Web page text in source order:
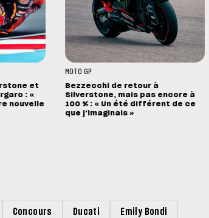
et
: «
nouvelle
MOTO GP
Bezzecchi de retour à
Silverstone, mais pas encore à
100 % : « Un été différent de ce
que j'imaginais »
Concours Ducati Emily Bondi